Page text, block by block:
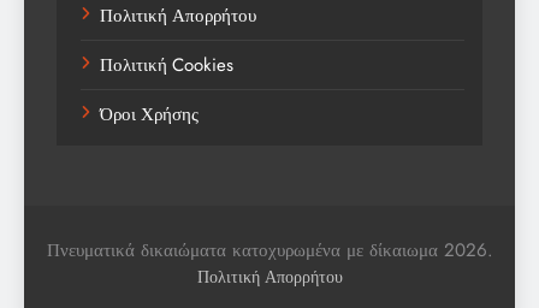
Αγροτικά Νέα
Αεροπορία
Αθλήματα
Πολιτική Απορρήτου
Πολιτική Cookies
Όροι Χρήσης
Πνευματικά δικαιώματα κατοχυρωμένα με δίκαιωμα 2026.
Πολιτική Απορρήτου